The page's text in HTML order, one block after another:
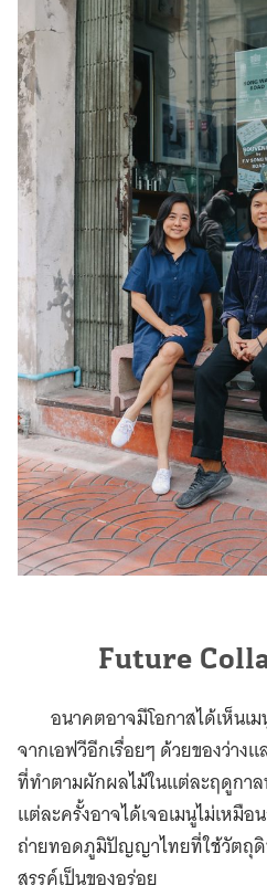
Future
อนาคตอาจมีโอกาสได้เห็นเ
จากเอฟวีอีกเรื่อยๆ ด้วยของว่าง
ที่ทำตามผักผลไม้ในแต่ละฤดูกาล
แต่ละครั้งอาจได้เจอเมนูไม่เหมื
ถ่ายทอดภูมิปัญญาไทยที่ใช้วัตถุดิ
สรรค์เป็นของอร่อย